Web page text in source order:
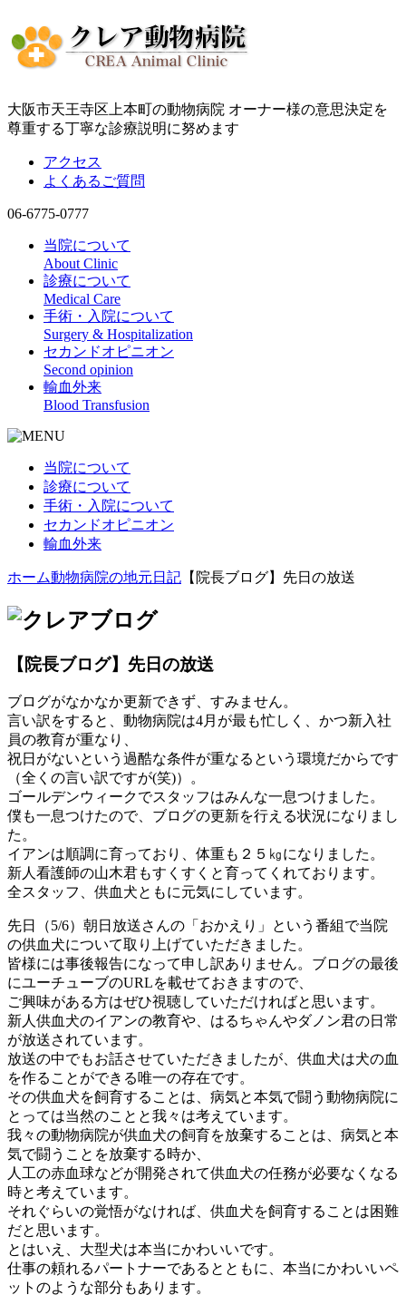
大阪市天王寺区上本町の動物病院 オーナー様の意思決定を
尊重する丁寧な診療説明に努めます
アクセス
よくあるご質問
06-6775-0777
当院について
About Clinic
診療について
Medical Care
手術・入院について
Surgery & Hospitalization
セカンドオピニオン
Second opinion
輸血外来
Blood Transfusion
当院について
診療について
手術・入院について
セカンドオピニオン
輸血外来
ホーム動物病院の地元日記 【院長ブログ】先日の放送
【院長ブログ】先日の放送
ブログがなかなか更新できず、すみません。
言い訳をすると、動物病院は4月が最も忙しく、かつ新入社
員の教育が重なり、
祝日がないという過酷な条件が重なるという環境だからです
（全くの言い訳ですが(笑)）。
ゴールデンウィークでスタッフはみんな一息つけました。
僕も一息つけたので、ブログの更新を行える状況になりまし
た。
イアンは順調に育っており、体重も２５㎏になりました。
新人看護師の山木君もすくすくと育ってくれております。
全スタッフ、供血犬ともに元気にしています。
先日（5/6）朝日放送さんの「おかえり」という番組で当院
の供血犬について取り上げていただきました。
皆様には事後報告になって申し訳ありません。ブログの最後
にユーチューブのURLを載せておきますので、
ご興味がある方はぜひ視聴していただければと思います。
新人供血犬のイアンの教育や、はるちゃんやダノン君の日常
が放送されています。
放送の中でもお話させていただきましたが、供血犬は犬の血
を作ることができる唯一の存在です。
その供血犬を飼育することは、病気と本気で闘う動物病院に
とっては当然のことと我々は考えています。
我々の動物病院が供血犬の飼育を放棄することは、病気と本
気で闘うことを放棄する時か、
人工の赤血球などが開発されて供血犬の任務が必要なくなる
時と考えています。
それぐらいの覚悟がなければ、供血犬を飼育することは困難
だと思います。
とはいえ、大型犬は本当にかわいいです。
仕事の頼れるパートナーであるとともに、本当にかわいいペ
ットのような部分もあります。